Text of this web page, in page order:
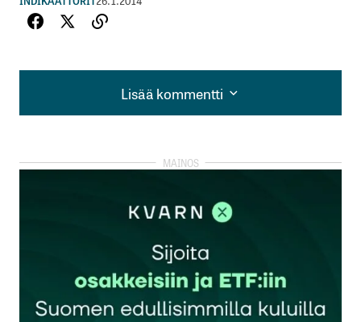
Lisää kommentti
Lisää kommentti
kirjautua
rekisteröityä